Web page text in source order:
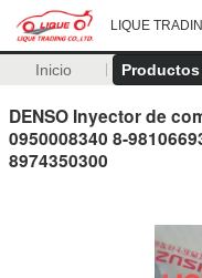
LIQUE
Inicio Productos
DENSO Inyector de
0950008340 8-
8974350300